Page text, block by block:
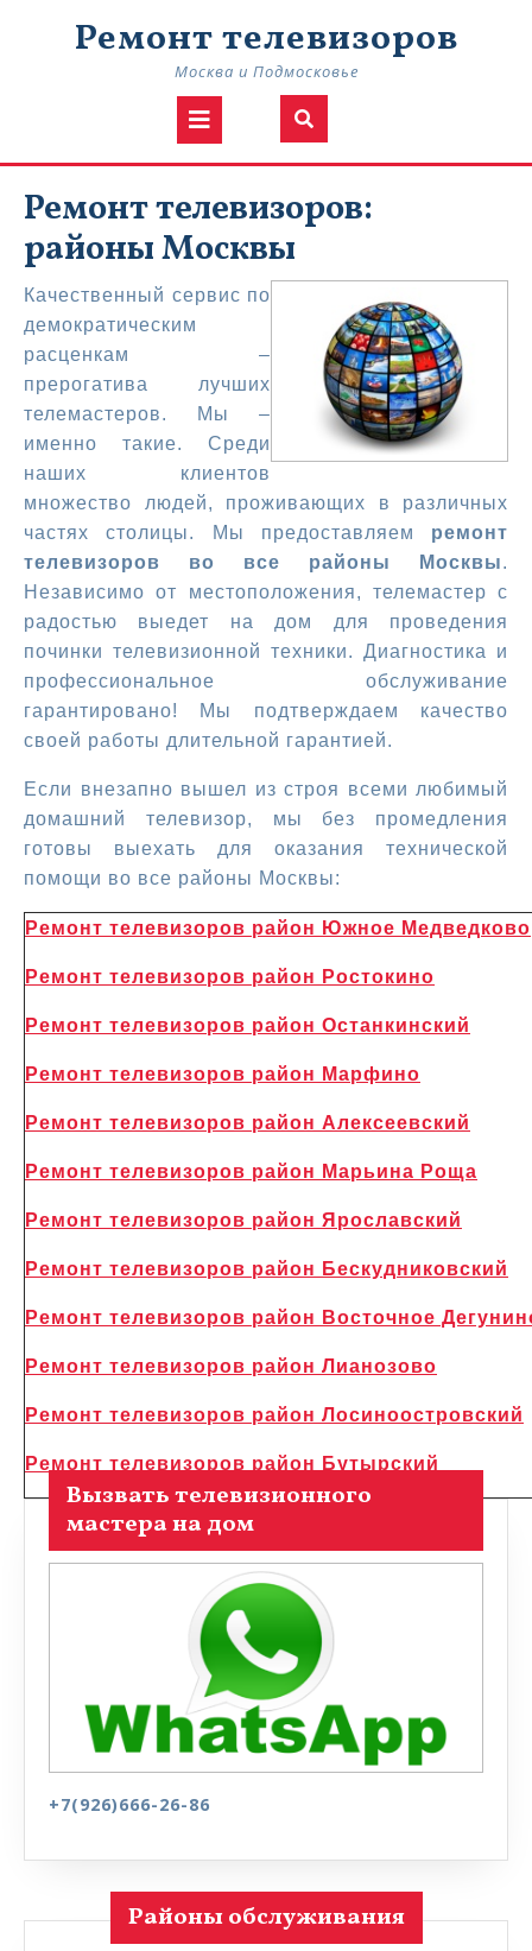
Ремонт телевизоров
Москва и Подмосковье
Open
Button
Ремонт телевизоров:
районы Москвы
Качественный сервис по
демократическим
расценкам –
прерогатива лучших
телемастеров. Мы –
именно такие. Среди
наших клиентов
множество людей, проживающих в различных
частях столицы. Мы предоставляем ремонт
телевизоров во все районы Москвы.
Независимо от местоположения, телемастер с
радостью выедет на дом для проведения
починки телевизионной техники. Диагностика и
профессиональное обслуживание
гарантировано! Мы подтверждаем качество
своей работы длительной гарантией.
Если внезапно вышел из строя всеми любимый
домашний телевизор, мы без промедления
готовы выехать для оказания технической
помощи во все районы Москвы:
Ремонт телевизоров район Южное Медведково
Ремонт телевизоров район Ростокино
Ремонт телевизоров район Останкинский
Ремонт телевизоров район Марфино
Ремонт телевизоров район Алексеевский
Ремонт телевизоров район Марьина Роща
Ремонт телевизоров район Ярославский
Ремонт телевизоров район Бескудниковский
Ремонт телевизоров район Восточное
Ремонт телевизоров район Лианозово
Ремонт телевизоров район Лосиноостровский
Ремонт телевизоров район Бутырский
Вызвать телевизионного
мастера на дом
+7(926)666-26-86
Районы обслуживания